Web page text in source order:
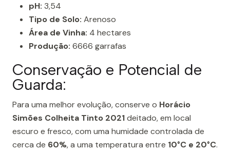
pH: 3,54
Tipo de Solo: Arenoso
Área de Vinha: 4 hectares
Produção: 6666 garrafas
Conservação e Potencial de
Guarda:
Para uma melhor evolução, conserve o Horácio
Simões Colheita Tinto 2021deitado, em local
escuro e fresco, com uma humidade controlada de
cerca de 60%, a uma temperatura entre 10°C e 20°C.